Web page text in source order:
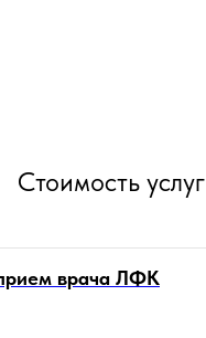
Стоимость услуг
врача ЛФК